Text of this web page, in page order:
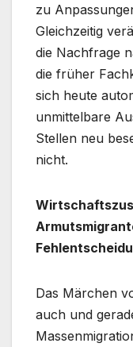
zu
Gleichzeitig
die Nachfrage
die früher
sich heute
unmittelbare
Stellen neu
nicht.
Das Märchen
auch und